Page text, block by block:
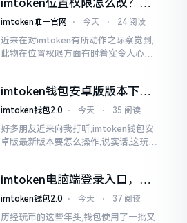
把手教你搞定
imtoken唯一官网 ⋅ 今天 ⋅ 24 阅读
近来在对imtoken有所动作之际察觉到,
此物在位置权限方面有时着实令人心生
的模样
imtoken钱包安卓版版本下载
安装教程
imtoken钱包2.0 ⋅ 今天 ⋅ 35 阅读
好多朋友近来向我打听,imtoken钱包安
卓版最新版本要怎么操作,说实话,这玩意
0版本
imtoken电脑端登录入口，地
址在这里
imtoken钱包2.0 ⋅ 今天 ⋅ 37 阅读
历经玩币的这些年头,钱包使用了一批又